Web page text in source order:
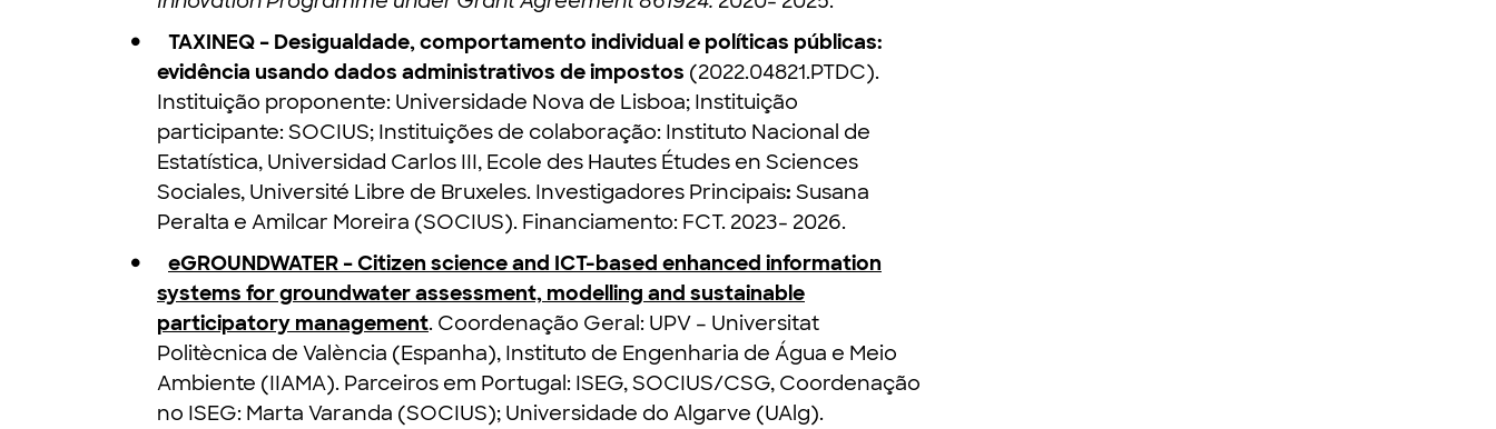
TAXINEQ – Desigualdade, comportamento individual e políticas públicas:
evidência usando dados administrativos de impostos (2022.04821.PTDC).
Instituição proponente: Universidade Nova de Lisboa; Instituição
participante: SOCIUS; Instituições de colaboração: Instituto Nacional de
Estatística, Universidad Carlos III, Ecole des Hautes Études en Sciences
Sociales, Université Libre de Bruxeles. Investigadores Principais: Susana
Peralta e Amilcar Moreira (SOCIUS). Financiamento: FCT. 2023- 2026.
eGROUNDWATER – Citizen science and ICT-based enhanced information
systems for groundwater assessment, modelling and sustainable
participatory management. Coordenação Geral: UPV – Universitat
Politècnica de València (Espanha), Instituto de Engenharia de Água e Meio
Ambiente (IIAMA). Parceiros em Portugal: ISEG, SOCIUS/CSG, Coordenação
no ISEG: Marta Varanda (SOCIUS); Universidade do Algarve (UAlg).